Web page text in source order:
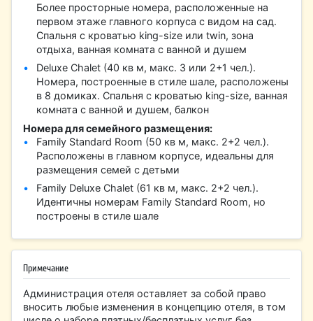
Более просторные номера, расположенные на
первом этаже главного корпуса с видом на сад.
Спальня с кроватью king-size или twin, зона
отдыха, ванная комната с ванной и душем
Deluxe Chalet (40 кв м, макс. 3 или 2+1 чел.).
Номера, построенные в стиле шале, расположены
в 8 домиках. Спальня с кроватью king-size, ванная
комната с ванной и душем, балкон
Номера для семейного размещения:
Family Standard Room (50 кв м, макс. 2+2 чел.).
Расположены в главном корпусе, идеальны для
размещения семей с детьми
Family Deluxe Chalet (61 кв м, макс. 2+2 чел.).
Идентичны номерам Family Standard Room, но
построены в стиле шале
Примечание
Администрация отеля оставляет за собой право
вносить любые изменения в концепцию отеля, в том